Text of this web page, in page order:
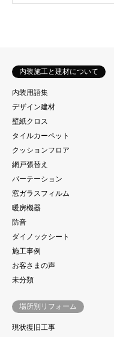
内装施工と建材について
内装用語集
デザイン建材
壁紙クロス
タイルカーペット
クッションフロア
網戸張替え
パーテーション
窓ガラスフィルム
暖房機器
防音
ダイノックシート
施工事例
お客さまの声
未分類
場所別リフォーム
現状復旧工事